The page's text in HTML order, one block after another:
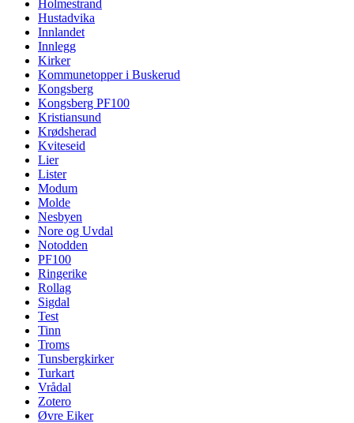
Holmestrand
Hustadvika
Innlandet
Innlegg
Kirker
Kommunetopper i Buskerud
Kongsberg
Kongsberg PF100
Kristiansund
Krødsherad
Kviteseid
Lier
Lister
Modum
Molde
Nesbyen
Nore og Uvdal
Notodden
PF100
Ringerike
Rollag
Sigdal
Test
Tinn
Troms
Tunsbergkirker
Turkart
Vrådal
Zotero
Øvre Eiker